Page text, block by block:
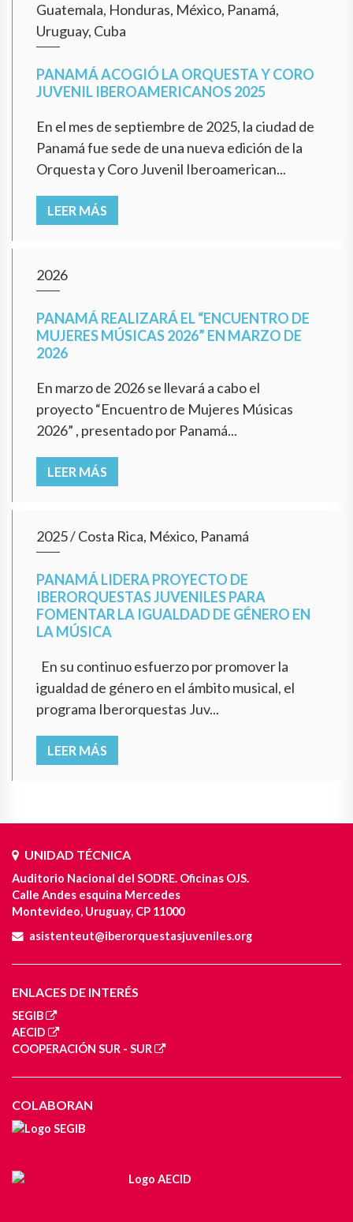
Guatemala, Honduras, México, Panamá,
Uruguay, Cuba
PANAMÁ ACOGIÓ LA ORQUESTA Y CORO
JUVENIL IBEROAMERICANOS 2025
En el mes de septiembre de 2025, la ciudad de
Panamá fue sede de una nueva edición de la
Orquesta y Coro Juvenil Iberoamerican...
LEER MÁS
2026
PANAMÁ REALIZARÁ EL “ENCUENTRO DE
MUJERES MÚSICAS 2026” EN MARZO DE
2026
En marzo de 2026 se llevará a cabo el
proyecto “Encuentro de Mujeres Músicas
2026” , presentado por Panamá...
LEER MÁS
2025/Costa Rica, México, Panamá
PANAMÁ LIDERA PROYECTO DE
IBERORQUESTAS JUVENILES PARA
FOMENTAR LA IGUALDAD DE GÉNERO EN
LA MÚSICA
En su continuo esfuerzo por promover la
igualdad de género en el ámbito musical, el
programa Iberorquestas Juv...
LEER MÁS
UNIDAD TÉCNICA
Auditorio Nacional del SODRE. Oficinas OJS.
Calle Andes esquina Mercedes
Montevideo, Uruguay, CP 11000
asistenteut@iberorquestasjuveniles.org
ENLACES DE INTERÉS
SEGIB
AECID
COOPERACIÓN SUR - SUR
COLABORAN